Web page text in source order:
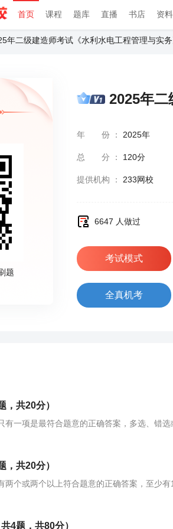
首页 课程 题库 直播 书店 资料
年二级建造师考试《水利水电工程管理与实
题
2025年
年份 ： 2025年
总分 ： 120分
提供机构 ： 233网校
6647 人做过
考试模式
全真机考
，共20分）
一项是最符合题意的正确答案，多选、错选
，共20分）
两个或两个以上符合题意的正确答案，至少
4题，共80分）